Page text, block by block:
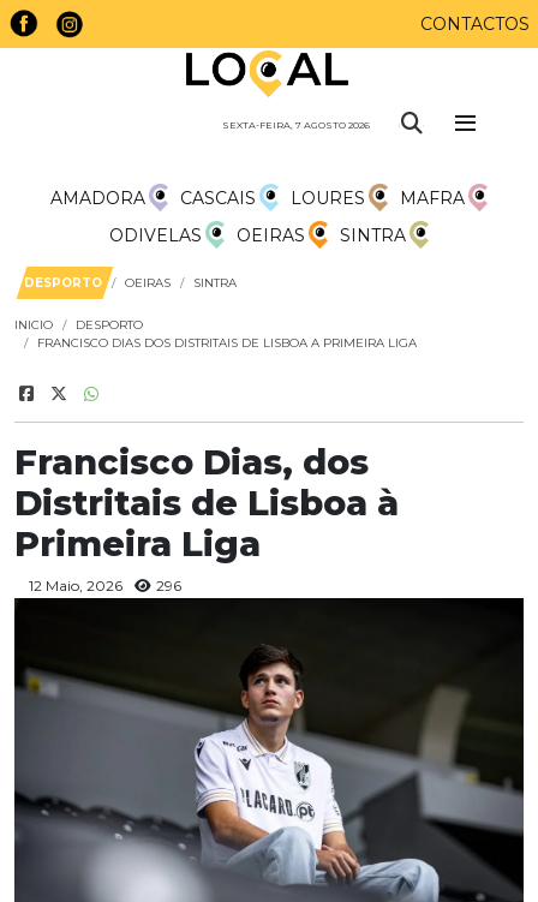
CONTACTOS
SEXTA-FEIRA, 7 AGOSTO 2026
AMADORA CASCAIS LOURES
MAFRA
ODIVELAS
OEIRAS SINTRA
DESPORTO OEIRAS SINTRA
INICIO
DESPORTO
FRANCISCO DIAS DOS DISTRITAIS DE LISBOA A PRIMEIRA LIGA
Francisco Dias, dos
Distritais de Lisboa à
Primeira Liga
12 Maio, 2026 296